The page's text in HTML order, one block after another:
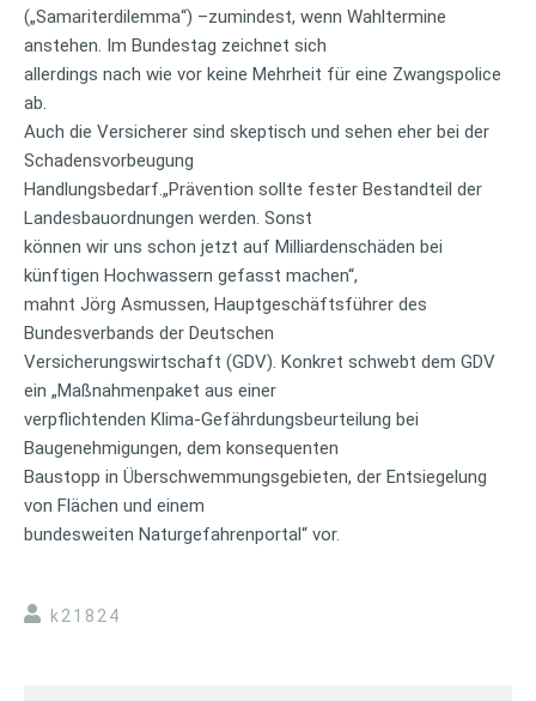
(„Samariterdilemma“) –zumindest, wenn Wahltermine
anstehen. Im Bundestag zeichnet sich
allerdings nach wie vor keine Mehrheit für eine Zwangspolice
ab.
Auch die Versicherer sind skeptisch und sehen eher bei der
Schadensvorbeugung
Handlungsbedarf.„Prävention sollte fester Bestandteil der
Landesbauordnungen werden. Sonst
können wir uns schon jetzt auf Milliardenschäden bei
künftigen Hochwassern gefasst machen“,
mahnt Jörg Asmussen, Hauptgeschäftsführer des
Bundesverbands der Deutschen
Versicherungswirtschaft (GDV). Konkret schwebt dem GDV
ein „Maßnahmenpaket aus einer
verpflichtenden Klima-Gefährdungsbeurteilung bei
Baugenehmigungen, dem konsequenten
Baustopp in Überschwemmungsgebieten, der Entsiegelung
von Flächen und einem
bundesweiten Naturgefahrenportal“ vor.
k21824